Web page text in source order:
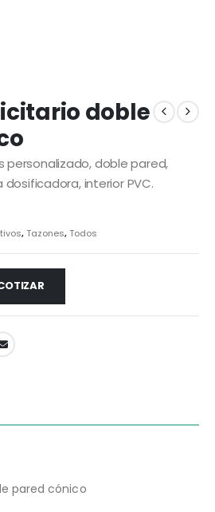
doble
personalizado, doble pared,
interior PVC.
,Tazones,Todos
pared cónico